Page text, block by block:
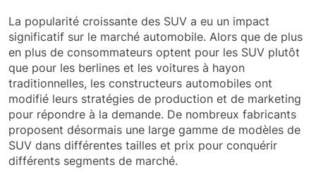
La popularité croissante des SUV a eu un impact
significatif sur le marché automobile. Alors que de plus
en plus de consommateurs optent pour les SUV plutôt
que pour les berlines et les voitures à hayon
traditionnelles, les constructeurs automobiles ont
modifié leurs stratégies de production et de marketing
pour répondre à la demande. De nombreux fabricants
proposent désormais une large gamme de modèles de
SUV dans différentes tailles et prix pour conquérir
différents segments de marché.